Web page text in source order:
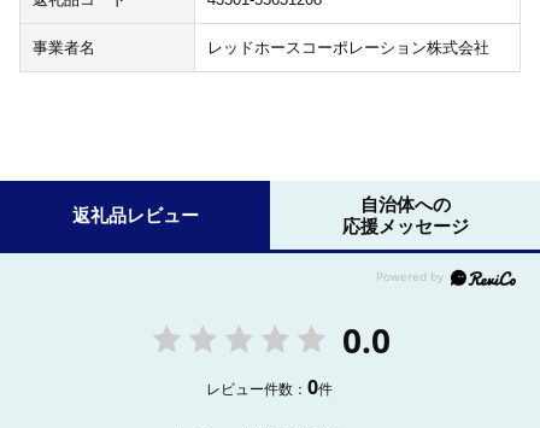
事業者名 レッドホースコーポレーション株式会社
返礼品レビュー
自治体への
応援メッセージ
0.0
レビュー件数：0件